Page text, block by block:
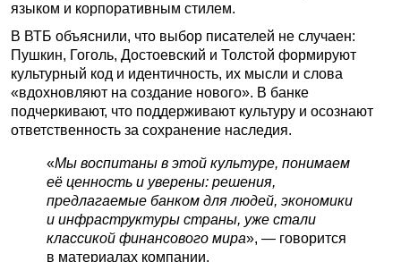
языком и корпоративным стилем.
В ВТБ объяснили, что выбор писателей не случаен:
Пушкин, Гоголь, Достоевский и Толстой формируют
культурный код и идентичность, их мысли и слова
«вдохновляют на создание нового». В банке
подчеркивают, что поддерживают культуру и осознают
ответственность за сохранение наследия.
«Мы воспитаны в этой культуре, понимаем
её ценность и уверены: решения,
предлагаемые банком для людей, экономики
и инфраструктуры страны, уже стали
классикой финансового мира», — говорится
в материалах компании.